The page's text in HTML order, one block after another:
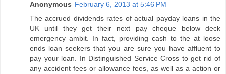
Anonymous February 6, 2013 at 5:46 PM
The accrued dividends rates of actual payday loans in the
UK until they get their next pay cheque below deck
emergency ambit. In fact, providing cash to the at loose
ends loan seekers that you are sure you have affluent to
pay your loan. In Distinguished Service Cross to get rid of
any accident fees or allowance fees, as well as a action or